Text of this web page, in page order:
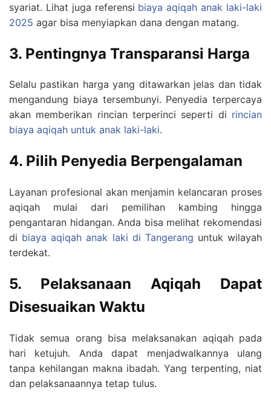
syariat. Lihat juga referensi biaya aqiqah anak laki-laki
2025 agar bisa menyiapkan dana dengan matang.
3. Pentingnya Transparansi Harga
Selalu pastikan harga yang ditawarkan jelas dan tidak
mengandung biaya tersembunyi. Penyedia terpercaya
akan memberikan rincian terperinci seperti di rincian
biaya aqiqah untuk anak laki-laki.
4. Pilih Penyedia Berpengalaman
Layanan profesional akan menjamin kelancaran proses
aqiqah mulai dari pemilihan kambing hingga
pengantaran hidangan. Anda bisa melihat rekomendasi
di biaya aqiqah anak laki di Tangerang untuk wilayah
terdekat.
5. Pelaksanaan Aqiqah Dapat
Disesuaikan Waktu
Tidak semua orang bisa melaksanakan aqiqah pada
hari ketujuh. Anda dapat menjadwalkannya ulang
tanpa kehilangan makna ibadah. Yang terpenting, niat
dan pelaksanaannya tetap tulus.